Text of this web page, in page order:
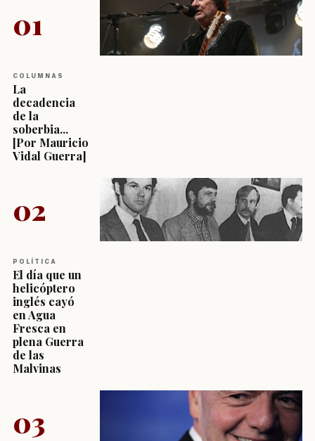
01
COLUMNAS
La
decadencia
de la
soberbia...
[Por Mauricio
Vidal Guerra]
02
POLÍTICA
El día que un
helicóptero
inglés cayó
en Agua
Fresca en
plena Guerra
de las
Malvinas
03